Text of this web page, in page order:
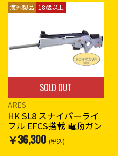
ティ
※こちらの商品は送料2,000
※海外製品のため作動や外観
(外装の塗装や仕上げ)など日
本製エアガンよりも著しく劣
る場合の物がございます。
輸出元での細かな傷塗装ハゲ
などある場合があります。ご
了承の上ご購入お願いしま
海外製品 18歳以上
SOLD OUT
ARES
HK SL8 スナイパーライ
フル EFCS搭載 電動ガン
￥36,300 (税込)